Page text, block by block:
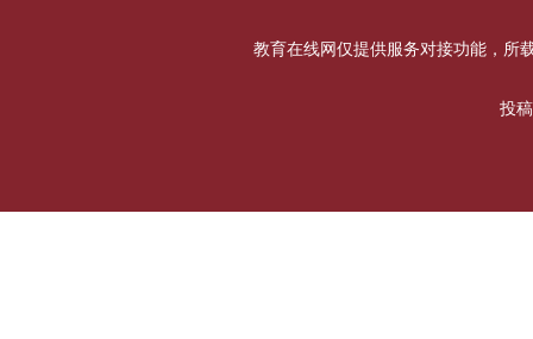
教育在线网仅提供服务对接功能，所
投